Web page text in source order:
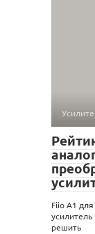
Fiio A1
решить